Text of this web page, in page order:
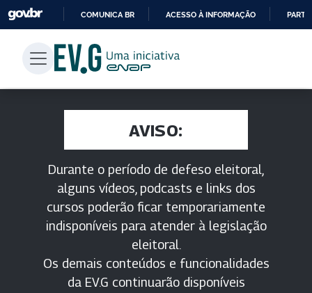
PARA
CONTEÚDO
COMUNICA BR ACESSO À INFORMAÇÃO
AVISO:
Durante o período de defeso eleitoral,
alguns vídeos, podcasts e links dos
cursos poderão ficar temporariamente
indisponíveis para atender à legislação
eleitoral.
Os demais conteúdos e funcionalidades
da EV.G continuarão disponíveis